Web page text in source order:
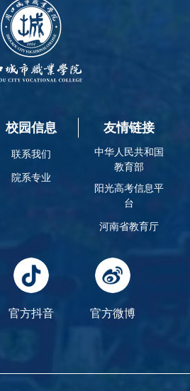
校园信息
联系我们
院系专业
友情链接
中华人民共和国
教育部
阳光高考信息平
台
河南省教育厅
官方抖音 官方微博